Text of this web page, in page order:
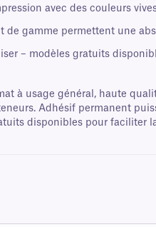
avec des couleurs
de gamme permettent une
– modèles gratuits
à usage général, haute
Adhésif permanent
disponibles pour faciliter